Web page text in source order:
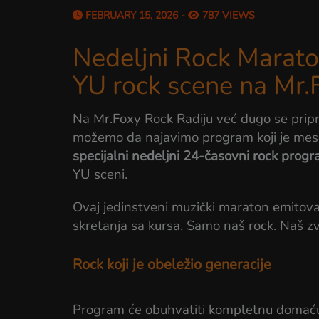
FEBRUARY 15, 2026 - 787 VIEWS
Nedeljni Rock
YU rock scene na
Na Mr.Foxy Rock Radiju već dugo se
možemo da najavimo program koji je
specijalni nedeljni 24-časovni rock
YU sceni.
Ovaj jedinstveni muzički maraton
skretanja sa kursa. Samo naš rock. Naš
Rock koji je obeležio generacije
Program će obuhvatiti kompletnu